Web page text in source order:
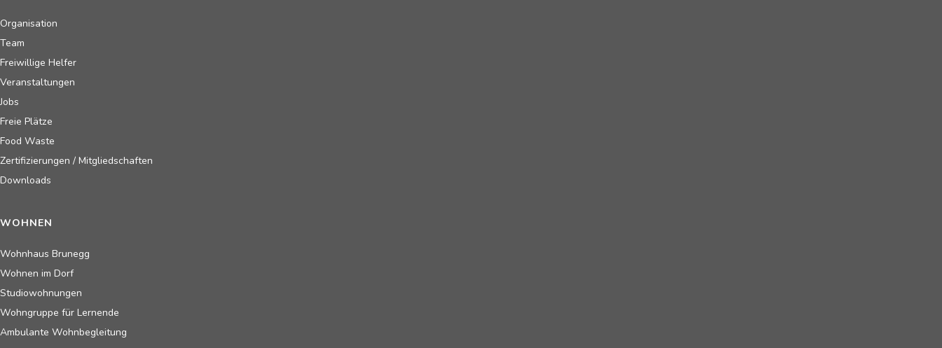
Organisation
Team
Freiwillige Helfer
Veranstaltungen
Jobs
Freie Plätze
Food Waste
Zertifizierungen / Mitgliedschaften
Downloads
WOHNEN
Wohnhaus Brunegg
Wohnen im Dorf
Studiowohnungen
Wohngruppe für Lernende
Ambulante Wohnbegleitung